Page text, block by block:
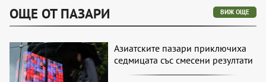
ОЩЕ ОТ ПАЗАРИ ВИЖ ОЩЕ
Азиатските пазари приключиха
седмицата със смесени резултати